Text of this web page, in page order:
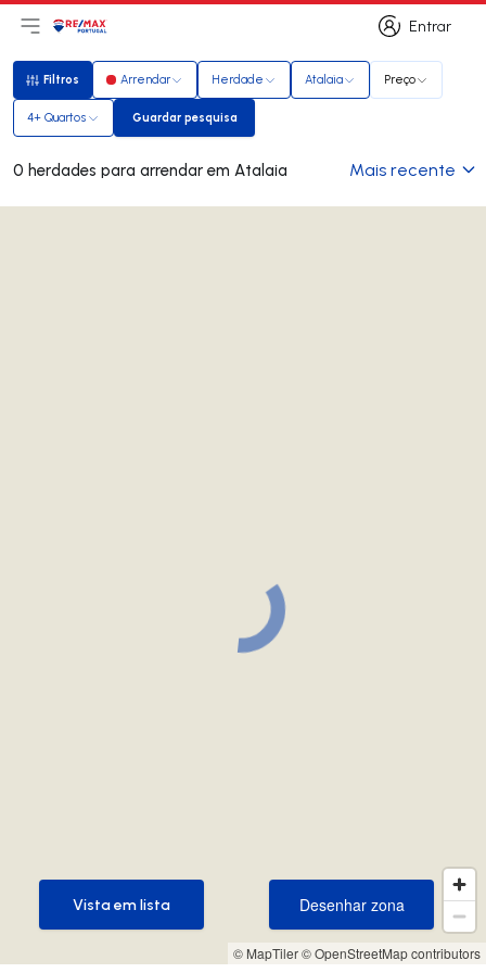
Entrar
Entrar
Abri menu principal
LogoIr para página inicial
Filtros
Filtros Arrendar Herdade Atalaia Preço
4+ Quartos Guardar pesquisa
Guardar pesquisa
0 herdades para arrendar em Atalaia Mais recente
© MapTiler© OpenStreetMap contributors
Desenhar zona
Desenhar zona
Vista em lista
Vista em lista